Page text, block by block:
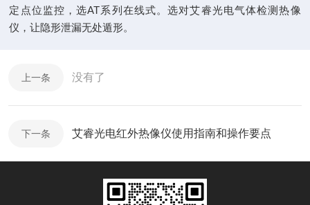
定点位监控，选AT系列在线式。选对艾睿光电气体检测热像
仪，让隐形泄漏无处遁形。
上一条 没有了
下一条 艾睿光电红外热像仪使用指南和操作要点